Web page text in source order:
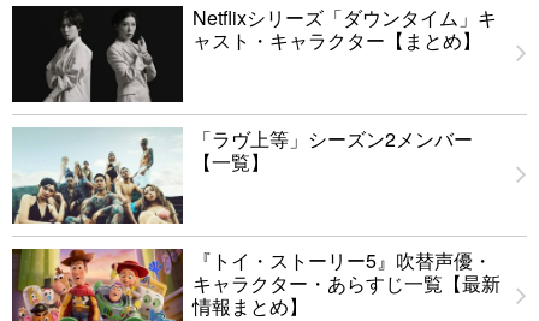
Netflixシリーズ「ダウンタイム」キ
ャスト・キャラクター【まとめ】
「ラヴ上等」シーズン2メンバー
【一覧】
『トイ・ストーリー5』吹替声優・
キャラクター・あらすじ一覧【最新
情報まとめ】